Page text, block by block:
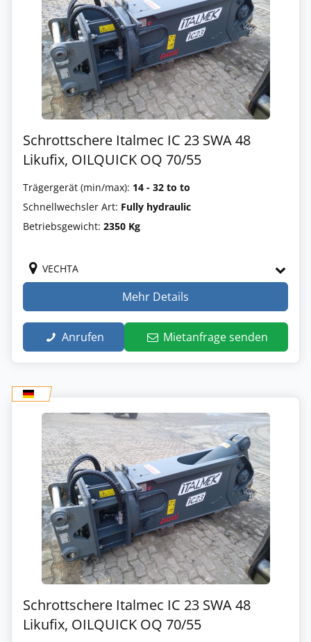
Schrottschere Italmec IC 23 SWA 48
Likufix, OILQUICK OQ 70/55
Trägergerät (min/max): 14 - 32 to to
Schnellwechsler Art: Fully hydraulic
Betriebsgewicht: 2350 Kg
VECHTA
Mehr Details
Anrufen Mietanfrage senden
Schrottschere Italmec IC 23 SWA 48
Likufix, OILQUICK OQ 70/55